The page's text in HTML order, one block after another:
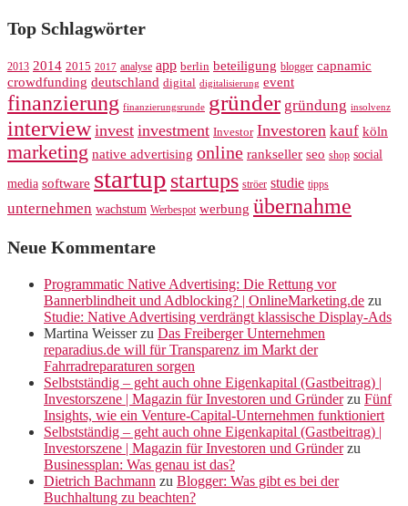
Top Schlagwörter
2013 2014 2015 2017 analyse app berlin beteiligung blogger capnamic
crowdfunding deutschland digital digitalisierung event
finanzierung finanzierungsrunde gründer gründung insolvenz
interview invest investment Investor Investoren kauf köln
marketing native advertising online rankseller seo shop social
media software startup startups ströer studie tipps
unternehmen wachstum Werbespot werbung übernahme
Neue Kommentare
Programmatic Native Advertising: Die Rettung vor
Bannerblindheit und Adblocking? | OnlineMarketing.de zu
Studie: Native Advertising verdrängt klassische Display-Ads
Martina Weisserzu Das Freiberger Unternehmen
reparadius.de will für Transparenz im Markt der
Fahrradreparaturen sorgen
Selbstständig – geht auch ohne Eigenkapital (Gastbeitrag) |
Investorszene | Magazin für Investoren und Gründerzu Fünf
Insights, wie ein Venture-Capital-Unternehmen funktioniert
Selbstständig – geht auch ohne Eigenkapital (Gastbeitrag) |
Investorszene | Magazin für Investoren und Gründerzu
Businessplan: Was genau ist das?
Dietrich Bachmann zu Blogger: Was gibt es bei der
Buchhaltung zu beachten?